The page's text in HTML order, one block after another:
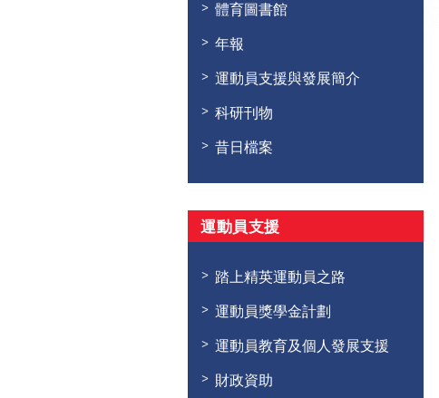
體育圖書館
年報
運動員支援與發展簡介
科研刊物
昔日檔案
運動員支援
踏上精英運動員之路
運動員獎學金計劃
運動員教育及個人發展支援
財政資助